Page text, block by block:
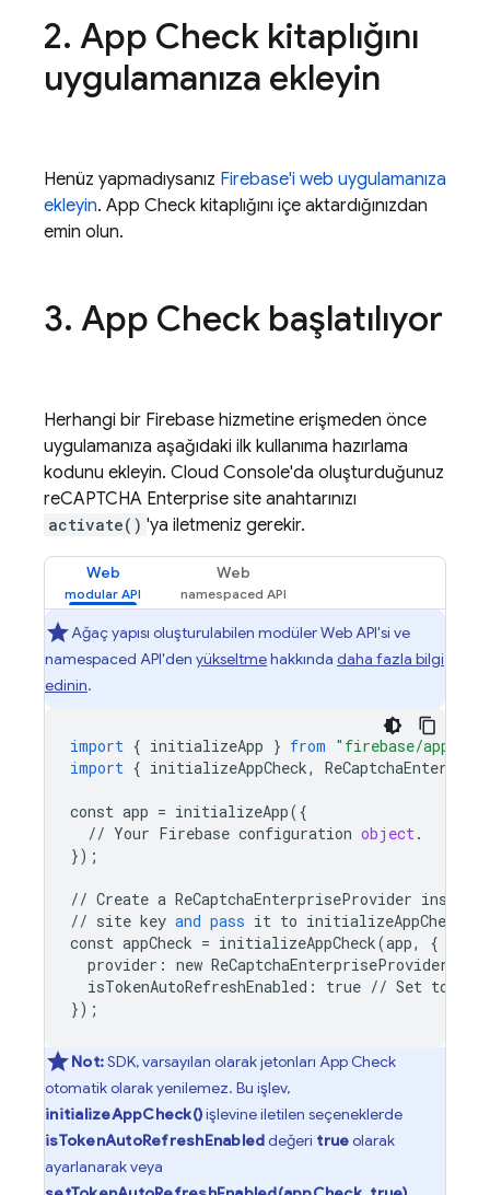
2. App Check kitaplığını
uygulamanıza ekleyin
Henüz yapmadıysanız Firebase'i web uygulamanıza
ekleyin. App Check kitaplığını içe aktardığınızdan
emin olun.
3. App Check başlatılıyor
Herhangi bir Firebase hizmetine erişmeden önce
uygulamanıza aşağıdaki ilk kullanıma hazırlama
kodunu ekleyin. Cloud Console'da oluşturduğunuz
reCAPTCHA Enterprise site anahtarınızı
activate() 'ya iletmeniz gerekir.
Web Web
Ağaç yapısı oluşturulabilen modüler Web API'si ve
namespaced API'den yükseltmehakkında daha fazla bilgi
edinin.
import { initializeApp } from "firebase/app"
import { initializeAppCheck,
const app = initializeApp({
// Your Firebase configuration object.
});
// Create a ReCaptchaEnterpriseProvider instance
// site key and pass it to initializeAppCheck
const appCheck = initializeAppCheck(app,
{
provider : new ReCaptchaEnterpriseProvider
isTokenAutoRefreshEnabled : true // Set to
});
Not:SDK, varsayılan olarak jetonları App Check
otomatik olarak yenilemez. Bu işlev,
initializeAppCheck()işlevine iletilen seçeneklerde
isTokenAutoRefreshEnableddeğeri trueolarak
ayarlanarak veya